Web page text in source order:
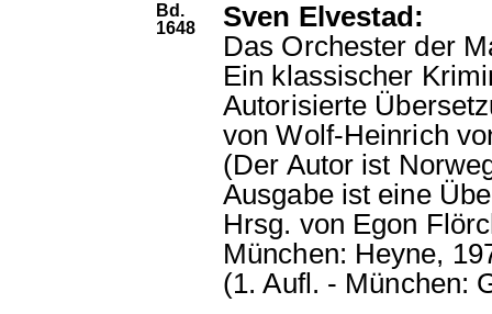
Bd.
1648
Sven Elvestad:
Das Orchester der
Ein klassischer
Autorisierte
von Wolf-Heinrich
(Der Autor ist
Ausgabe ist eine
Hrsg. von Egon
München: Heyne,
(1. Aufl. - München: